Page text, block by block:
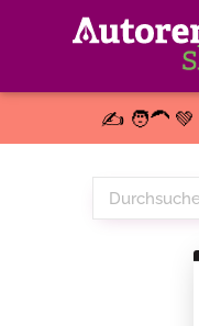
✍️ 🧑‍🦱 💚
Durchsuchen
Sie